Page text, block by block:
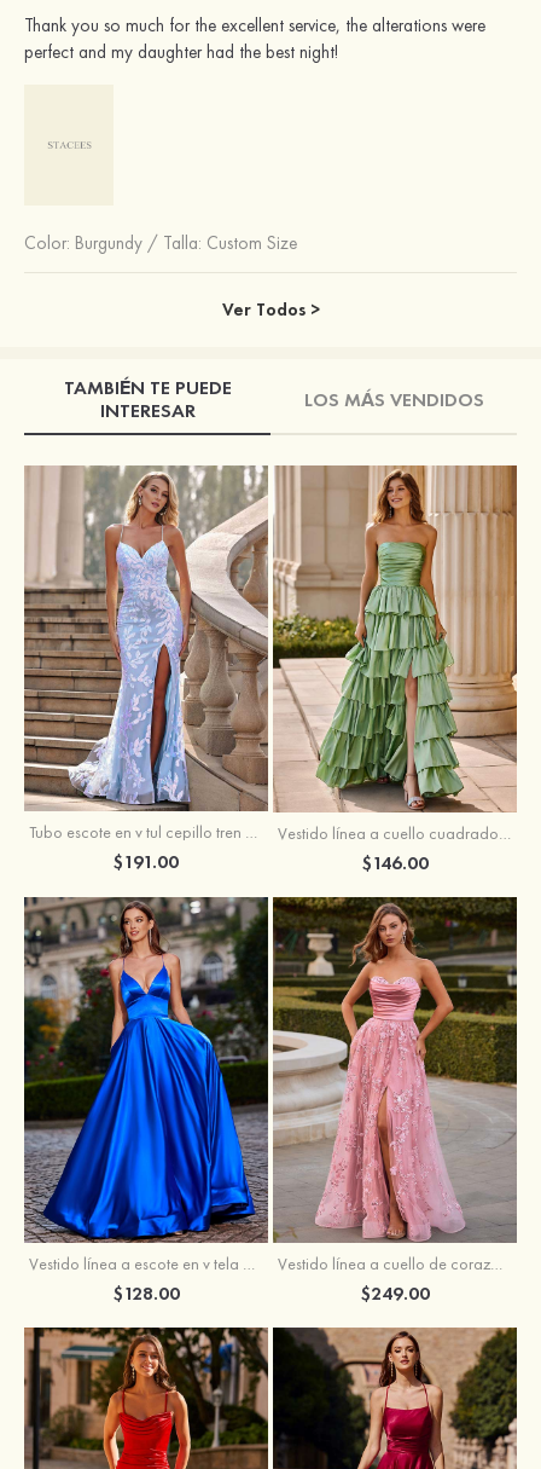
Thank you so much for the excellent service, the alterations were
perfect and my daughter had the best night!
Color: Burgundy / Talla: Custom Size
Ver Todos >
TAMBIÉN TE PUEDE
INTERESAR
LOS MÁS VENDIDOS
Tubo escote en v tul cepillo tren vestido de graduación
$191.00 $146.00
Vestido línea a escote en v tela charmeuse hasta el suelo vestido de graduación
$128.00
Vestido línea a cuello de corazón tul cola de barrido vestido de graduación
$249.00